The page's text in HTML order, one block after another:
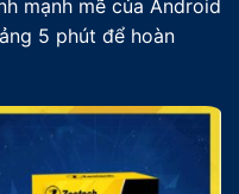
mạnh mẽ của Android
5 phút để hoàn